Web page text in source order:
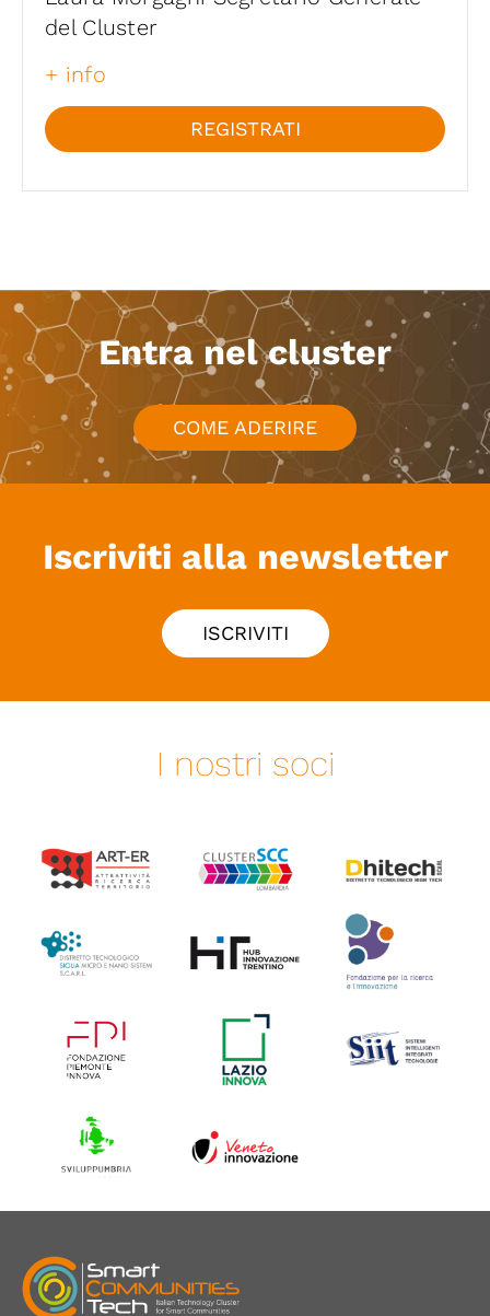
del Cluster
+ info
REGISTRATI
Entra nel cluster
COME ADERIRE
Iscriviti alla newsletter
ISCRIVITI
I nostri soci